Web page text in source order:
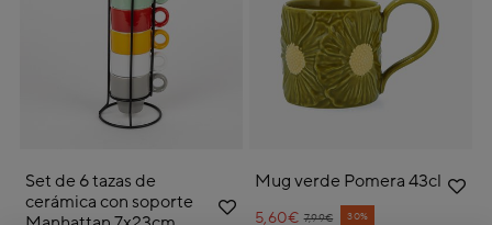
Set de 6 tazas de
cerámica con soporte
Mug verde Pomera 43cl
Price reduced from
7,99€
to 30%
5,60€